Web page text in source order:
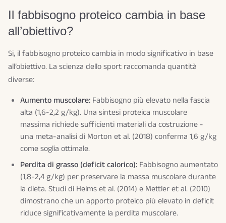
Il fabbisogno proteico cambia in base
all’obiettivo?
Si, il fabbisogno proteico cambia in modo significativo in base
all’obiettivo. La scienza dello sport raccomanda quantità
diverse:
Aumento muscolare: Fabbisogno più elevato nella fascia
alta (1,6-2,2 g/kg). Una sintesi proteica muscolare
massima richiede sufficienti materiali da costruzione -
una meta-analisi di Morton et al. (2018) conferma 1,6 g/kg
come soglia ottimale.
Perdita di grasso (deficit calorico): Fabbisogno aumentato
(1,8-2,4 g/kg) per preservare la massa muscolare durante
la dieta. Studi di Helms et al. (2014) e Mettler et al. (2010)
dimostrano che un apporto proteico più elevato in deficit
riduce significativamente la perdita muscolare.